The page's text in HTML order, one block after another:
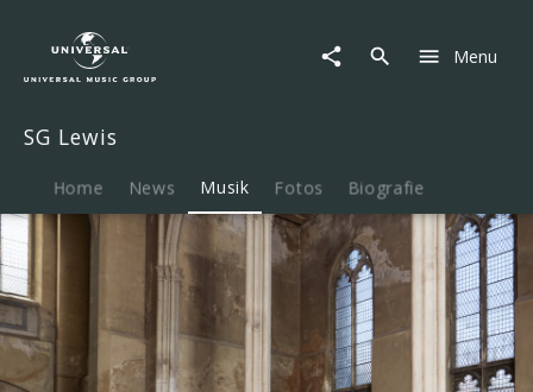
Musik
Fever
Menu
SG Lewis
Home News Musik Fotos Biografie